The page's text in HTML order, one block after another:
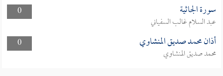
0
سورة الجاثية
عبد السلام غالب السفياني
0
أذان محمد صديق المنشاوي
محمد صديق المنشاوي